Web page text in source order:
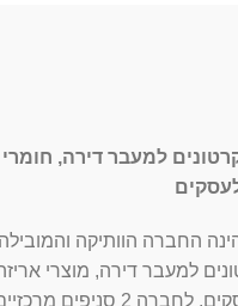
קרטונים למעבר דירה,
החברה הוותיקה
למעבר דירה, מוצרי אריזה
לתעשייה ולעסקים. לחברה 2